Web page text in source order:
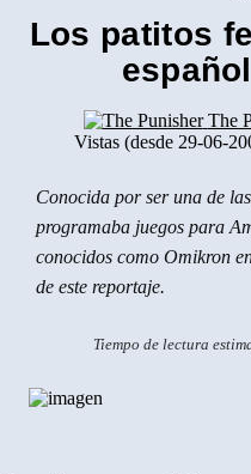
Los patitos
The
Vistas (desde 29-06-
Conocida por ser una de
programaba juegos para
conocidos como Omikron
de este reportaje.
Tiempo de lectura